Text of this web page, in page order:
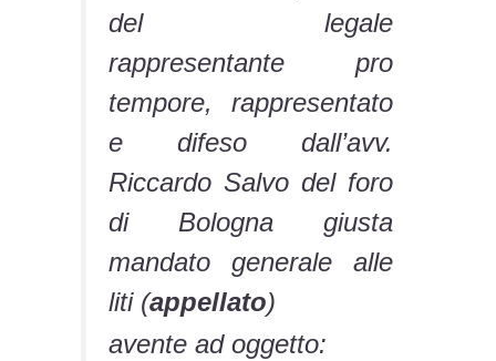
del legale
rappresentante pro
tempore, rappresentato
e difeso dall’avv.
Riccardo Salvo del foro
di Bologna giusta
mandato generale alle
liti (appellato)
avente ad oggetto: